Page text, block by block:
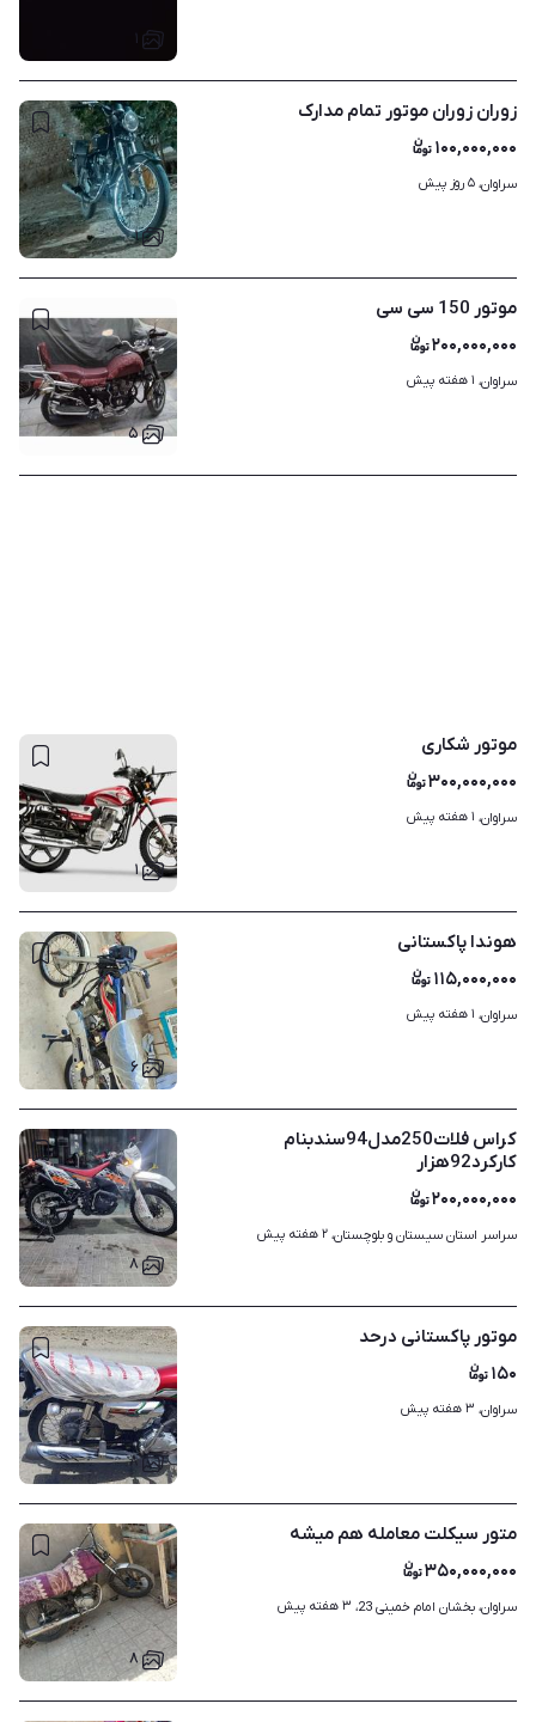
۱
۱
زوران زوران موتور تمام مدارک
۱۰۰,۰۰۰,۰۰۰
سراوان، ۵ روز پیش
۵
موتور 150 سی سی
۲۰۰,۰۰۰,۰۰۰
سراوان، ۱ هفته پیش
۱
موتور شکاری
۳۰۰,۰۰۰,۰۰۰
سراوان، ۱ هفته پیش
۶
هوندا پاکستانی
۱۱۵,۰۰۰,۰۰۰
سراوان، ۱ هفته پیش
۸
کراس فلات250مدل94سندبنام
کارکرد92هزار
۲۰۰,۰۰۰,۰۰۰
سراسر استان سیستان و بلوچستان، ۲ هفته پیش
۸
موتور پاکستانی درحد
۱۵۰
سراوان، ۳ هفته پیش
۸
متور سیکلت معامله هم میشه
۳۵۰,۰۰۰,۰۰۰
سراوان، بخشان امام خمینی 23، ۳ هفته پیش